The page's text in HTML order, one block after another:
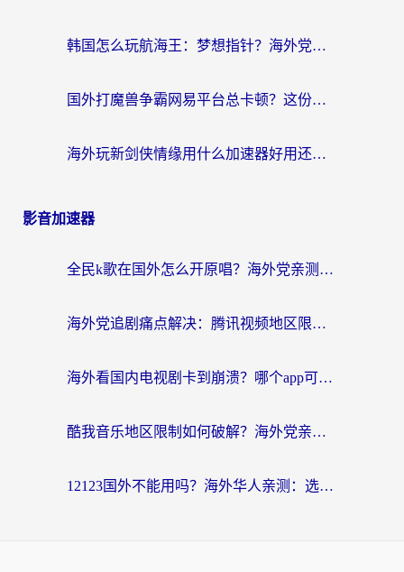
韩国怎么玩航海王：梦想指针？海外党亲测有效的国服游戏加速指南
国外打魔兽争霸网易平台总卡顿？这份海外玩家专属加速器指南帮你解决
海外玩新剑侠情缘用什么加速器好用还免费？这篇指南帮你避开90%的坑
影音加速器
全民k歌在国外怎么开原唱？海外党亲测有效的音乐自由指南
海外党追剧痛点解决：腾讯视频地区限制解决方法和注意事项，亲测有效加速器推荐
海外看国内电视剧卡到崩溃？哪个app可以在海外看国内电视剧？这篇给你答案
酷我音乐地区限制如何破解？海外党亲测有效的回国加速方案
12123国外不能用吗？海外华人亲测：选对回国加速器，无缝用国内APP